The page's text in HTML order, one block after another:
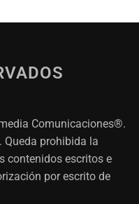
Comunicaciones®.
Queda prohibida la
contenidos escritos e
por escrito de